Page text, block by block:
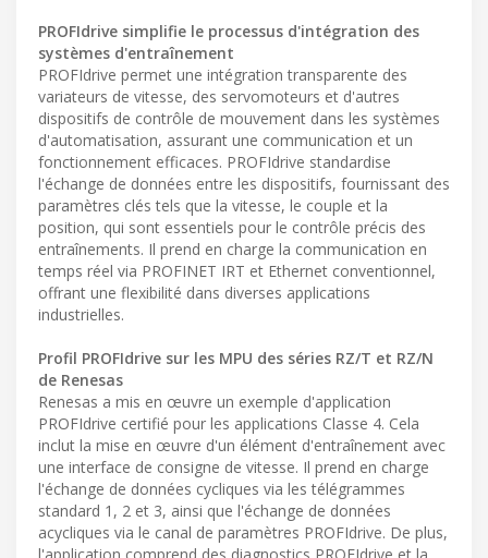
PROFIdrive simplifie le processus d'intégration des
systèmes d'entraînement
PROFIdrive permet une intégration transparente des
variateurs de vitesse, des servomoteurs et d'autres
dispositifs de contrôle de mouvement dans les systèmes
d'automatisation, assurant une communication et un
fonctionnement efficaces. PROFIdrive standardise
l'échange de données entre les dispositifs, fournissant des
paramètres clés tels que la vitesse, le couple et la
position, qui sont essentiels pour le contrôle précis des
entraînements. Il prend en charge la communication en
temps réel via PROFINET IRT et Ethernet conventionnel,
offrant une flexibilité dans diverses applications
industrielles.
Profil PROFIdrive sur les MPU des séries RZ/T et RZ/N
de Renesas
Renesas a mis en œuvre un exemple d'application
PROFIdrive certifié pour les applications Classe 4. Cela
inclut la mise en œuvre d'un élément d'entraînement avec
une interface de consigne de vitesse. Il prend en charge
l'échange de données cycliques via les télégrammes
standard 1, 2 et 3, ainsi que l'échange de données
acycliques via le canal de paramètres PROFIdrive. De plus,